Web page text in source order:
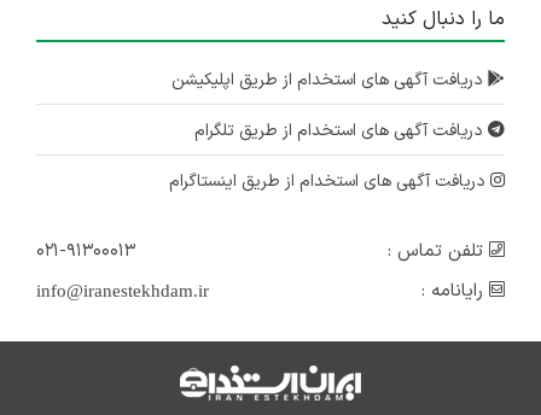
ما را دنبال کنید
دریافت آگهی های استخدام از طریق اپلیکیشن
دریافت آگهی های استخدام از طریق تلگرام
دریافت آگهی های استخدام از طریق اینستاگرام
تلفن تماس :
۰۲۱-۹۱۳۰۰۰۱۳
رایانامه :
info@iranestekhdam.ir